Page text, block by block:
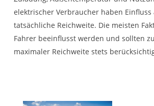
elektrischer Verbraucher haben Einfluss
tatsächliche Reichweite. Die meisten
Fahrer beeinflusst werden und sollten
maximaler Reichweite stets